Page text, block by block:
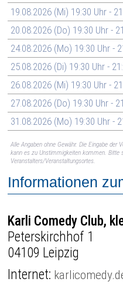
19.08.2026 (Mi) 19:30 Uhr -
20.08.2026 (Do) 19:30 Uhr -
24.08.2026 (Mo) 19:30 Uhr -
25.08.2026 (Di) 19:30 Uhr -
26.08.2026 (Mi) 19:30 Uhr -
27.08.2026 (Do) 19:30 Uhr -
31.08.2026 (Mo) 19:30 Uhr -
Alle Angaben ohne Gewähr. Die Eingabe der
kann es zu Unstimmigkeiten kommen. Bitte
Veranstalters/Veranstaltungsortes.
Informationen
Karli Comedy Club,
Peterskirchhof 1
04109 Leipzig
Internet: